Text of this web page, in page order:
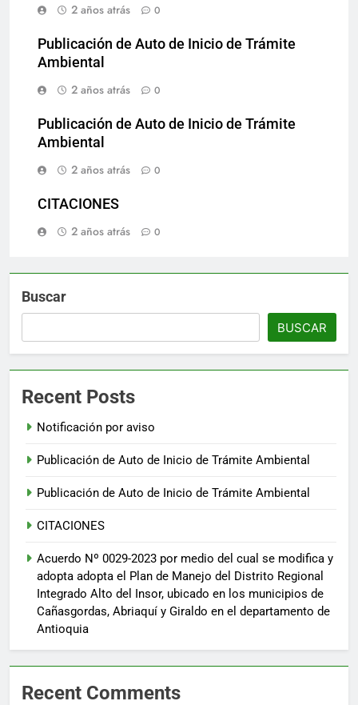
2 años atrás
0
Publicación de Auto de Inicio de Trámite
Ambiental
2 años atrás
0
Publicación de Auto de Inicio de Trámite
Ambiental
2 años atrás
0
CITACIONES
2 años atrás
0
Buscar
BUSCAR
Recent Posts
Notificación por aviso
Publicación de Auto de Inicio de Trámite Ambiental
Publicación de Auto de Inicio de Trámite Ambiental
CITACIONES
Acuerdo Nº 0029-2023 por medio del cual se modifica y
adopta adopta el Plan de Manejo del Distrito Regional
Integrado Alto del Insor, ubicado en los municipios de
Cañasgordas, Abriaquí y Giraldo en el departamento de
Antioquia
Recent Comments